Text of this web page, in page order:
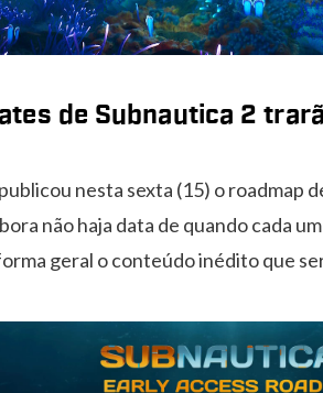
de Subnautica 2
nesta sexta (15) o roadmap
não haja data de quando cada
geral o conteúdo inédito que